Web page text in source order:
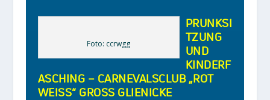
Foto: ccrwgg
PRUNKSI
TZUNG
UND
KINDERF
ASCHING – CARNEVALSCLUB „ROT
WEISS“ GROSS GLIENICKE